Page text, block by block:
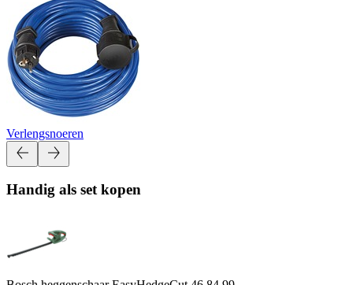
Verlengsnoeren
Handig als set kopen